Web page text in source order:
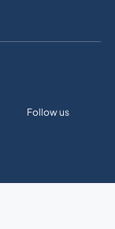
Follow us